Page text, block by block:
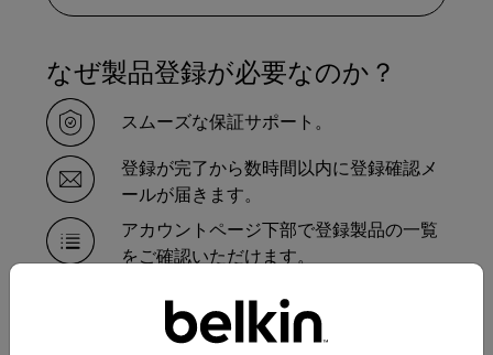
なぜ製品登録が必要なのか？
スムーズな保証サポート。
登録が完了から数時間以内に登録確認メ
ールが届きます。
アカウントページ下部で登録製品の一覧
をご確認いただけます。
保証対象製品の交換が必要で